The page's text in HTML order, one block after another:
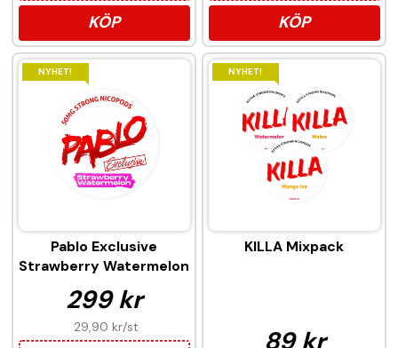
KÖP KÖP
NYHET!
Pablo Exclusive
Strawberry Watermelon
299 kr
29,90 kr/st
NYHET!
KILLA Mixpack
89 kr